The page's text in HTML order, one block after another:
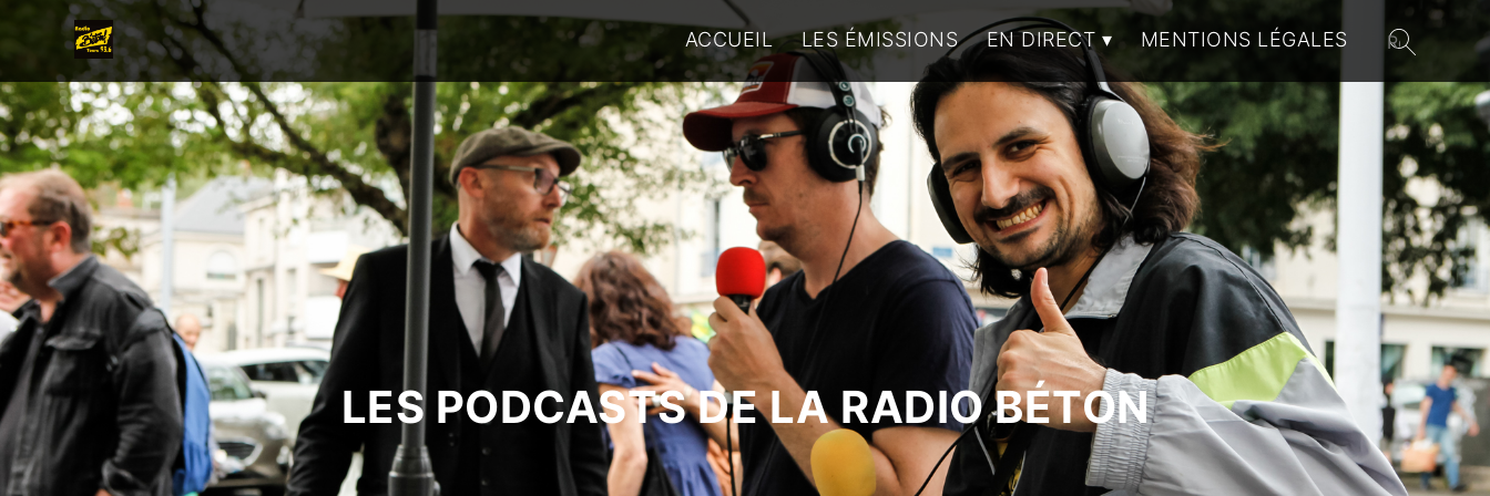
ACCUEIL LES ÉMISSIONS EN DIRECT MENTIONS LÉGALES
LES PODCASTS DE LA RADIO BÉTON